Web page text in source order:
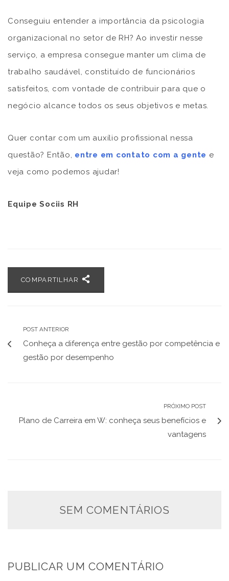
Conseguiu entender a importância da psicologia
organizacional no setor de RH? Ao investir nesse
serviço, a empresa consegue manter um clima de
trabalho saudável, constituído de funcionários
satisfeitos, com vontade de contribuir para que o
negócio alcance todos os seus objetivos e metas.
Quer contar com um auxílio profissional nessa
questão? Então, entre em contato com a gente e
veja como podemos ajudar!
Equipe Sociis RH
COMPARTILHAR
POST ANTERIOR
Conheça a diferença entre gestão por competência e
gestão por desempenho
PRÓXIMO POST
Plano de Carreira em W: conheça seus benefícios e
vantagens
SEM COMENTÁRIOS
PUBLICAR UM COMENTÁRIO